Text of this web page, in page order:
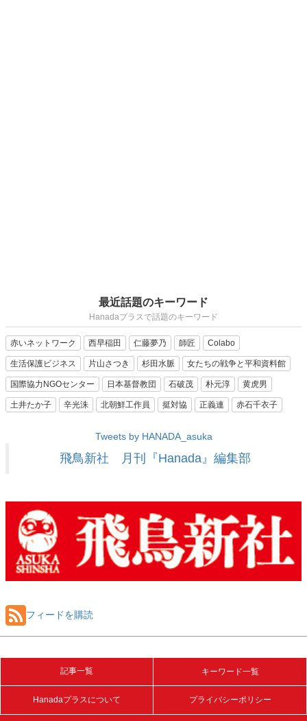
最近話題のキーワード
Hanadaプラスで話題のキーワード
赤いネットワーク 西早稲田 仁藤夢乃 師匠 Colabo
生活保護ビジネス 片山さつき 杉田水脈 女たちの戦争と平和資料館
国際協力NGOセンター 日本基督教団 石破茂 朴元淳 黄虎男
土井たか子 辛光洙 北朝鮮工作員 挺対協 正義連 赤石千衣子
Tweets by HANADA_asuka
飛鳥新社 月刊『Hanada』編集部
フィードを購読
記事一覧 キーワード一覧
Hanadaプラスについて プライバシーポリシー